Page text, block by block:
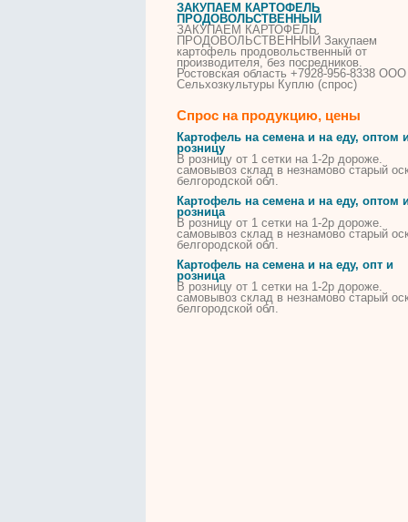
ЗАКУПАЕМ КАРТОФЕЛЬ
ПРОДОВОЛЬСТВЕННЫЙ
ЗАКУПАЕМ КАРТОФЕЛЬ
ПРОДОВОЛЬСТВЕННЫЙ Закупаем
картофель продовольственный от
производителя, без посредников.
Ростовская область +7928-956-8338 ООО
Сельхозкультуры Куплю (спрос)
Спрос на продукцию, цены
Картофель на семена и на еду, оптом
розницу
В розницу от 1 сетки на 1-2р дороже.
самовывоз склад в незнамово старый
белгородской обл.
Картофель на семена и на еду, оптом
розница
В розницу от 1 сетки на 1-2р дороже.
самовывоз склад в незнамово старый
белгородской обл.
Картофель на семена и на еду, опт и
розница
В розницу от 1 сетки на 1-2р дороже.
самовывоз склад в незнамово старый
белгородской обл.